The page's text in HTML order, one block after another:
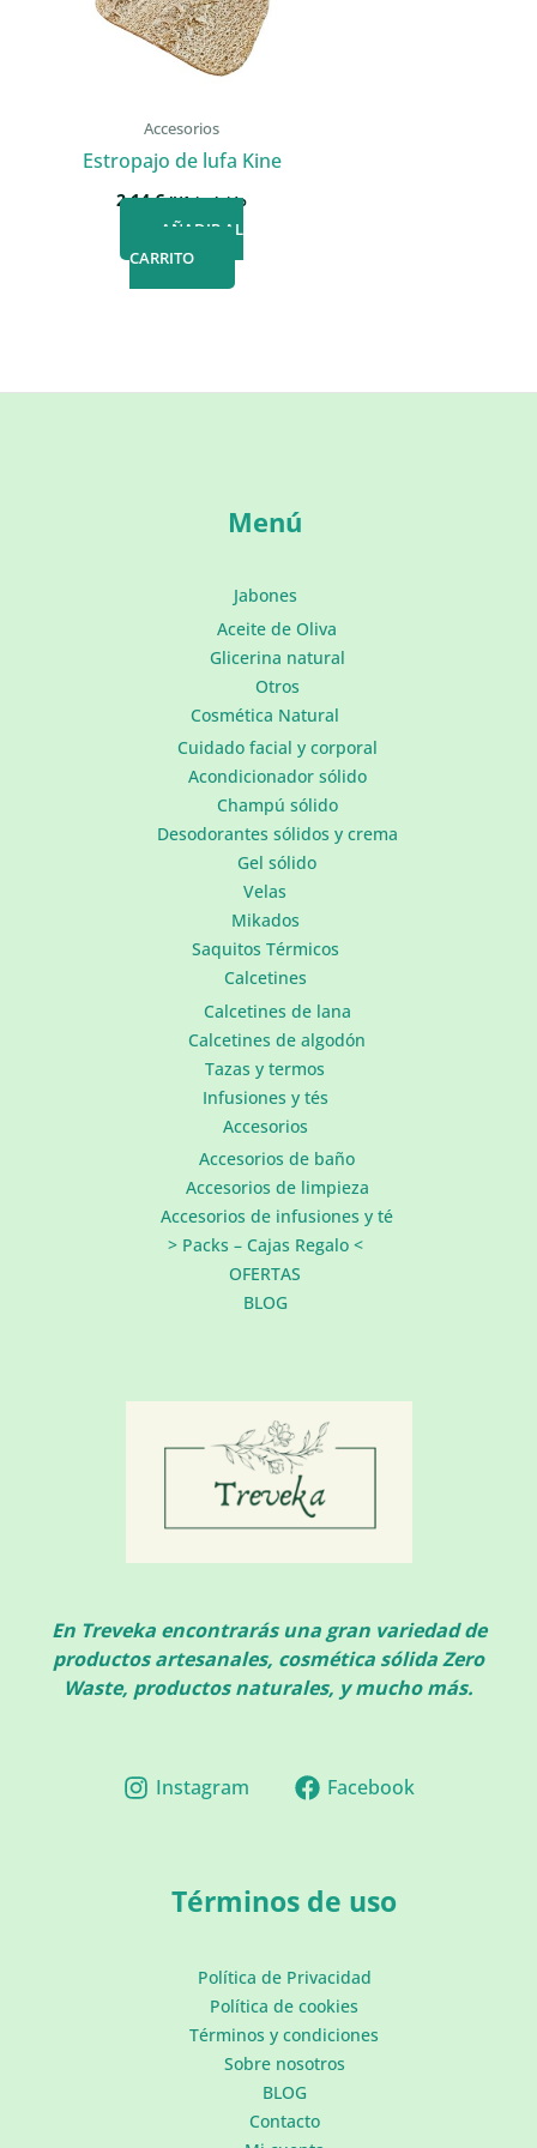
Accesorios
Estropajo de lufa Kine
2,14€ IVA incluido
AÑADIR AL
CARRITO
Menú
Jabones
Aceite de Oliva
Glicerina natural
Otros
Cosmética Natural
Cuidado facial y corporal
Acondicionador sólido
Champú sólido
Desodorantes sólidos y crema
Gel sólido
Velas
Mikados
Saquitos Térmicos
Calcetines
Calcetines de lana
Calcetines de algodón
Tazas y termos
Infusiones y tés
Accesorios
Accesorios de baño
Accesorios de limpieza
Accesorios de infusiones y té
> Packs – Cajas Regalo <
OFERTAS
BLOG
En Treveka encontrarás una gran variedad de
productos artesanales, cosmética sólida Zero
Waste, productos naturales, y mucho más.
Instagram Facebook
Términos de uso
Política de Privacidad
Política de cookies
Términos y condiciones
Sobre nosotros
BLOG
Contacto